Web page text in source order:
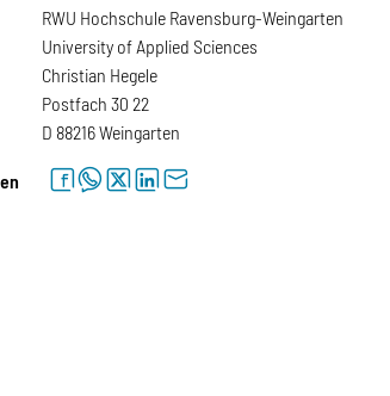
RWU Hochschule Ravensburg-Weingarten
University of Applied Sciences
Christian Hegele
Postfach 30 22
D 88216 Weingarten
facebookwhatsapptwitterlinkedinletter